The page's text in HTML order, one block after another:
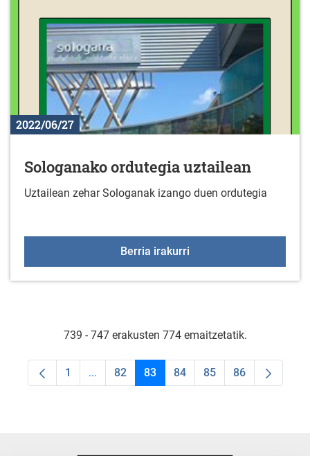
2022/06/27
Sologanako ordutegia uztailean
Uztailean zehar Sologanak izango duen ordutegia
Berria irakurri
739 - 747 erakusten 774 emaitzetatik.
Orrialdea
1 ...Intermediate Pages Use TAB to navigate.
Orrialdea
82 Orrialdea
83 Orrialdea
84 Orrialdea
85 Orrialdea
86